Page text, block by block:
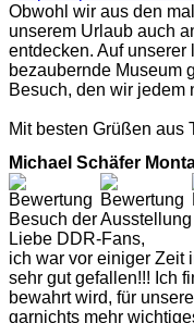
Obwohl wir aus den
unserem Urlaub auch
entdecken. Auf
bezaubernde Museum
Besuch, den wir jedem
Mit besten Grüßen aus
Michael Schäfer
Besuch der Ausstellung
Liebe DDR-Fans,
ich war vor einiger Zeit
sehr gut gefallen!!! Ich
bewahrt wird, für
garnichts mehr